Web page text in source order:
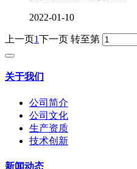
2022-01-10
上一页1下一页 转至第
关于我们
公司简介
公司文化
生产资质
技术创新
新闻动态